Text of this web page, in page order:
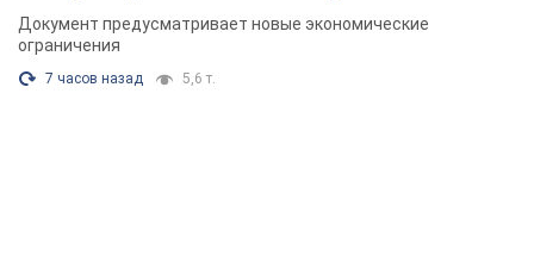
Документ предусматривает новые экономические
ограничения
7 часов назад 5,6 т.